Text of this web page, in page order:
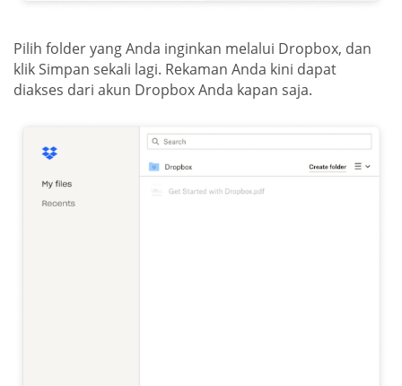
Pilih folder yang Anda inginkan melalui Dropbox, dan
klik Simpan sekali lagi. Rekaman Anda kini dapat
diakses dari akun Dropbox Anda kapan saja.